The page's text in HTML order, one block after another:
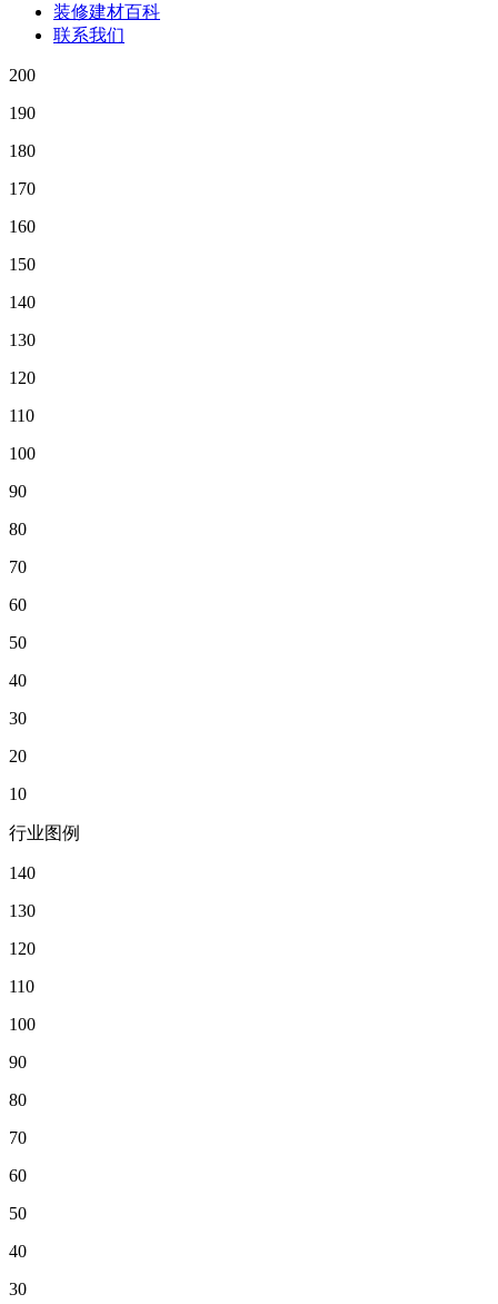
装修建材百科
联系我们
200
190
180
170
160
150
140
130
120
110
100
90
80
70
60
50
40
30
20
10
行业图例
140
130
120
110
100
90
80
70
60
50
40
30